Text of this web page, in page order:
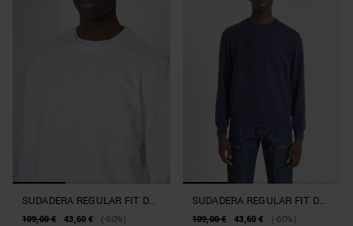
SUDADERA REGULAR FIT DE
MEZCLA DE ALGODÓN CON
109,00 € 43,60 €
(-60%)
SUDADERA REGULAR FIT DE
MEZCLA DE ALGODÓN CON
109,00 € 43,60 €
(-60%)